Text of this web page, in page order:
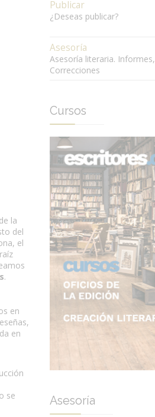
la
del
el
.
en
en
se
Publicar
¿Deseas publicar?
Asesoría
Asesoría literaria. Informes,
Correcciones
Cursos
Asesoría